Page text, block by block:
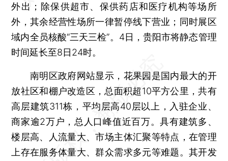
外出；除保供超市、保供药店和医疗机构等场所
外，其余经营性场所一律暂停线下营业；同时展区
域内全员核酸“三天三检”。4日，贵阳市将静态管理
时间延长至8日24时。
南明区政府网站显示，花果园是国内最大的开
放社区和棚户改造区，总面积超10平方公里，共有
高层建筑311栋，平均层高40层以上，入驻企业、
商家逾2万户，总人口峰值近百万。具有建筑多、
楼层高、人流量大、市场主体汇聚等特点，在管理
上存在服务体量大、群众需求多元等难题。其开发